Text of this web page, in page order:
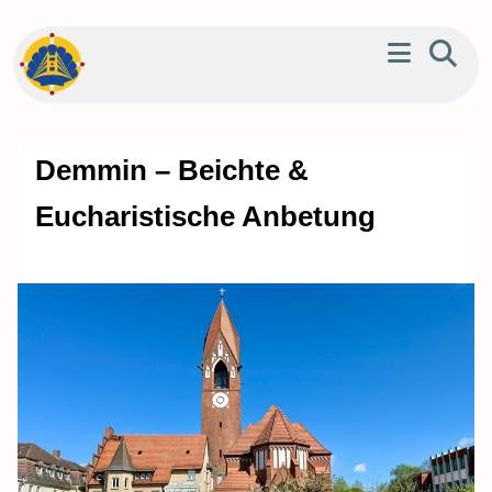
Demmin – Beichte &
Eucharistische Anbetung